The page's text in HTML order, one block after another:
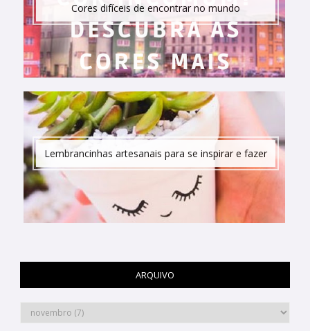
Cores difíceis de encontrar no mundo
Lembrancinhas artesanais para se inspirar e fazer
ARQUIVO